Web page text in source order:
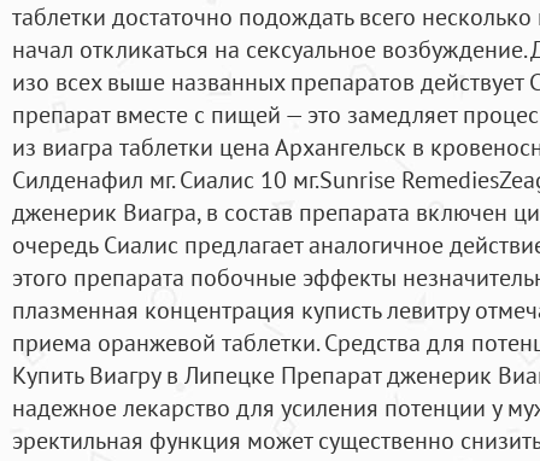
таблетки достаточно подождать всего
начал откликаться на сексуальное
изо всех выше названных препаратов действует
препарат вместе с пищей — это замедляет
из виагра таблетки цена Архангельск в
Силденафил мг. Сиалис 10 мг.Sunrise
дженерик Виагра, в состав препарата включен
очередь Сиалис предлагает аналогичное
этого препарата побочные эффекты
плазменная концентрация куписть левитру
приема оранжевой таблетки. Средства для
Купить Виагру в Липецке Препарат дженерик
надежное лекарство для усиления потенции у
эректильная функция может существенно